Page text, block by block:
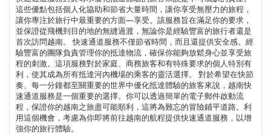
這些優點包括個人化協助和節省大量時間，讓你享受無壓力的旅程，
讓你專注於旅行中最重要的方面—享受。該服務旨在滿足你的要求，
並保證從飛機到目的地的無縫過渡，無論你是經驗豐富的旅行者還是
首次訪問越南。 快速通道服務不僅節省時間，而且還提供安全感。經
驗豐富的團隊負責管理你的抵達物流，確保你能夠放鬆身心並享受旅
程的刺激。這項服務對於家庭、商務旅客和有特殊要求的個人特別有
利，使其成為所有抵達河內機場的乘客的靈活選擇。 對於希望在快節
奏、每一分鐘都至關重要的世界中優化抵達體驗的旅客來說，越南快
速通道服務是一個重要的選擇。你可以透過簡單的電子郵件啟動流
程，保證你的越南之旅盡可能順利，這將為難忘的冒險鋪平道路。利
用這個機會，考慮為你即將前往越南的航程提供快速通道服務，以增
強你的旅行體驗。